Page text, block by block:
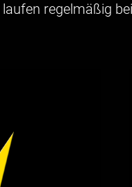
laufen regelmäßig